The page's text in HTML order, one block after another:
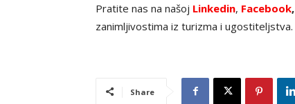
Pratite nas na našoj Linkedin, Facebook,
zanimljivostima iz turizma i ugostiteljstva.
Share